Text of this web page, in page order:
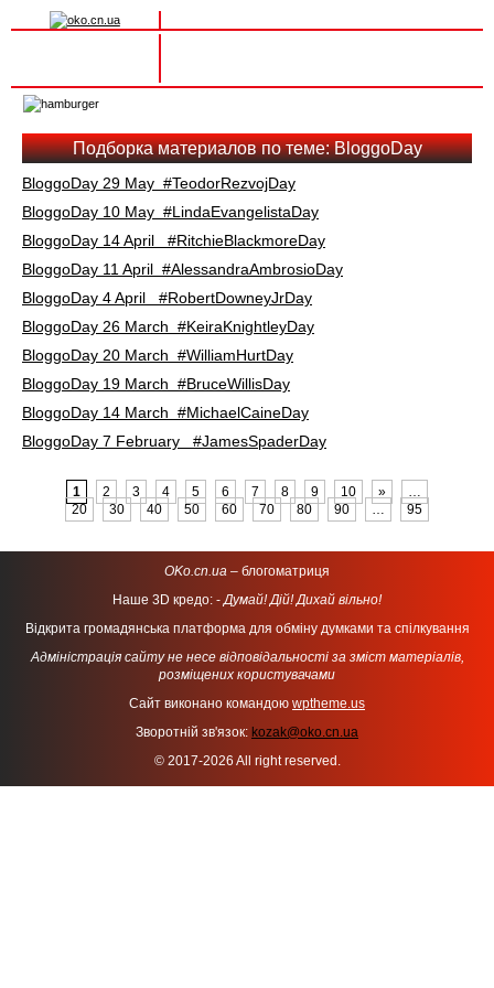
navigation
Подборка материалов по теме: BloggoDay
BloggoDay 29 May #TeodorRezvojDay
BloggoDay 10 May #LindaEvangelistaDay
BloggoDay 14 April #RitchieBlackmoreDay
BloggoDay 11 April #AlessandraAmbrosioDay
BloggoDay 4 April #RobertDowneyJrDay
BloggoDay 26 March #KeiraKnightleyDay
BloggoDay 20 March #WilliamHurtDay
BloggoDay 19 March #BruceWillisDay
BloggoDay 14 March #MichaelCaineDay
BloggoDay 7 February #JamesSpaderDay
1 2 3 4 5 6 7 8 9 10 »
…
20
30 40 50 60 70 80 90 … 95
OKo.cn.ua – блогоматриця
Наше 3D кредо: -Думай! Дій! Дихай вільно!
Відкрита громадянська платформа для обміну думками та спілкування
Адміністрація сайту не несе відповідальності за зміст матеріалів,
розміщених користувачами
Сайт виконано командою wptheme.us
Зворотній зв'язок: kozak@oko.cn.ua
© 2017-2026 All right reserved.